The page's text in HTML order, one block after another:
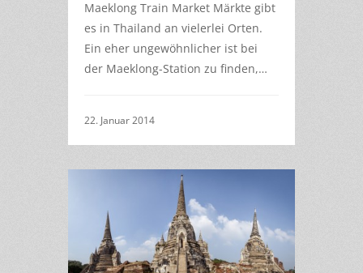
Maeklong Train Market Märkte gibt
es in Thailand an vielerlei Orten.
Ein eher ungewöhnlicher ist bei
der Maeklong-Station zu finden,…
22. Januar 2014